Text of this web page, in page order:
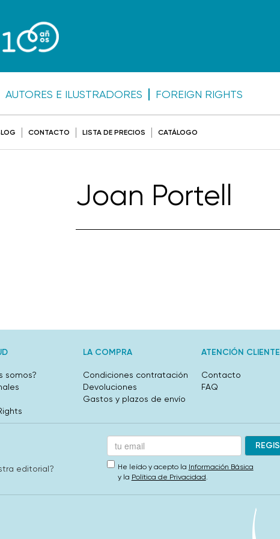
AUTORES E ILUSTRADORES FOREIGN RIGHTS
CONTACTO LISTA DE PRECIOS CATÁLOGO
Joan Portell
somos?
LA COMPRA
Condiciones contratación
Devoluciones
Gastos y plazos de envío
ATENCIÓN CLIENTE
Contacto
FAQ
editorial?
He leído y acepto la Información Básica
y la Política de Privacidad.